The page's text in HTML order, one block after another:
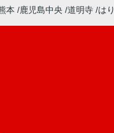
本 鹿児島中央 道明寺 は